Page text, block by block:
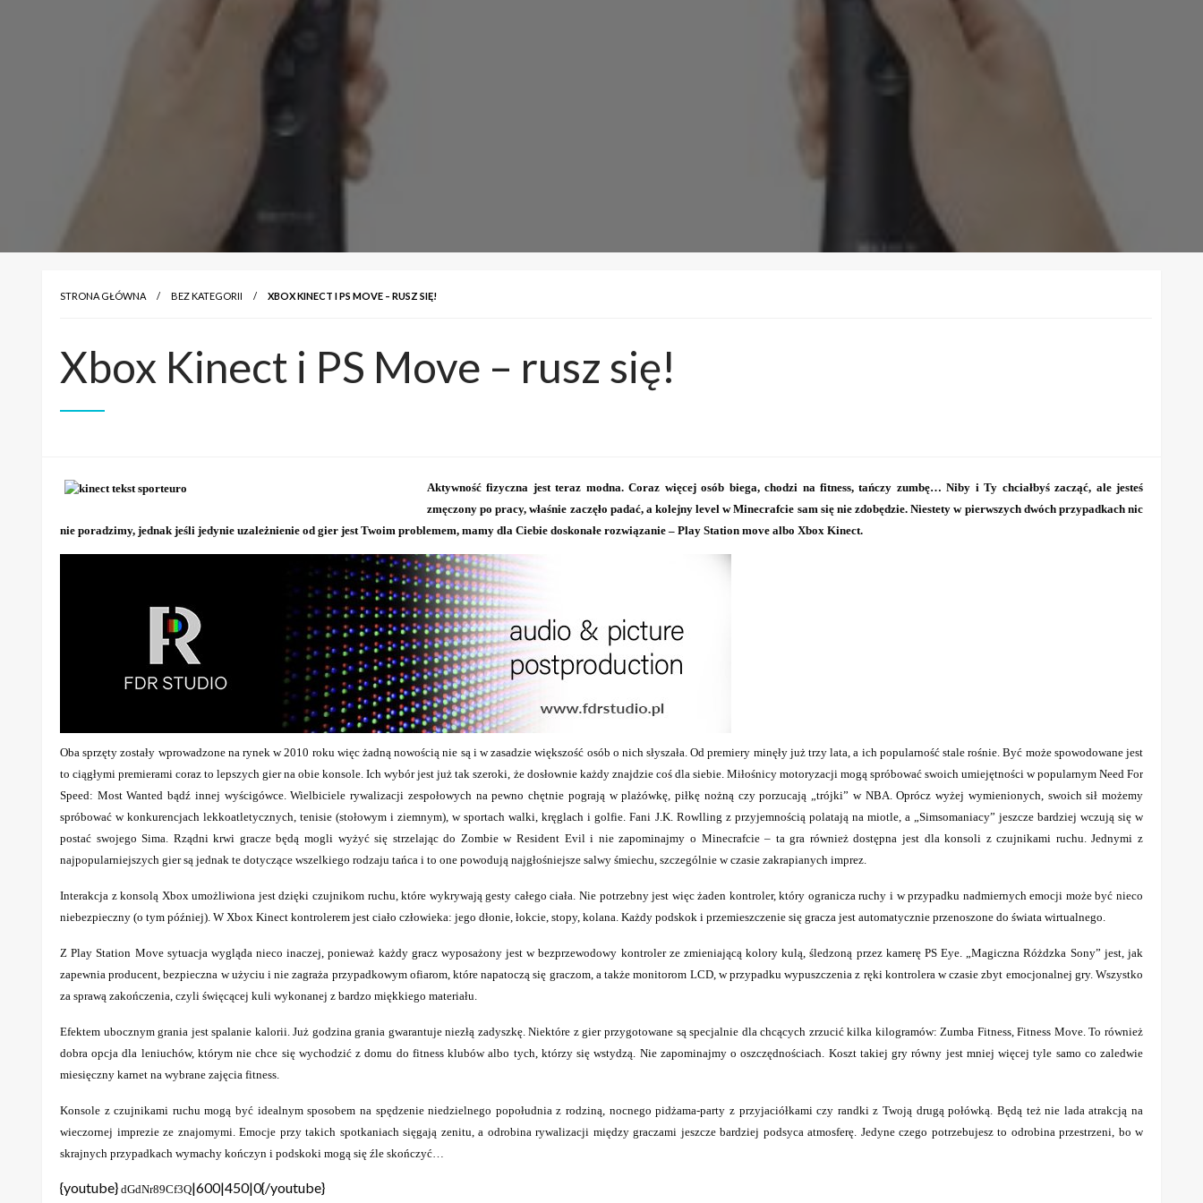
STRONA GŁÓWNA BEZ KATEGORII XBOX KINECT I PS MOVE – RUSZ SIĘ!
Xbox Kinect i PS Move – rusz się!
Aktywność fizyczna jest teraz modna. Coraz więcej osób biega, chodzi na fitness, tańczy zumbę… Niby i Ty chciałbyś zacząć, ale jesteś
zmęczony po pracy, właśnie zaczęło padać, a kolejny level w Minecrafcie sam się nie zdobędzie. Niestety w pierwszych dwóch przypadkach nic
nie poradzimy, jednak jeśli jedynie uzależnienie od gier jest Twoim problemem, mamy dla Ciebie doskonałe rozwiązanie – Play Station move albo Xbox Kinect.
Oba sprzęty zostały wprowadzone na rynek w 2010 roku więc żadną nowością nie są i w zasadzie większość osób o nich słyszała. Od premiery minęły już trzy lata, a ich popularność stale rośnie. Być może spowodowane jest
to ciągłymi premierami coraz to lepszych gier na obie konsole. Ich wybór jest już tak szeroki, że dosłownie każdy znajdzie coś dla siebie. Miłośnicy motoryzacji mogą spróbować swoich umiejętności w popularnym Need For
Speed: Most Wanted bądź innej wyścigówce. Wielbiciele rywalizacji zespołowych na pewno chętnie pograją w plażówkę, piłkę nożną czy porzucają „trójki” w NBA. Oprócz wyżej wymienionych, swoich sił możemy
spróbować w konkurencjach lekkoatletycznych, tenisie (stołowym i ziemnym), w sportach walki, kręglach i golfie. Fani J.K. Rowlling z przyjemnością polatają na miotle, a „Simsomaniacy” jeszcze bardziej wczują się w
postać swojego Sima. Rządni krwi gracze będą mogli wyżyć się strzelając do Zombie w Resident Evil i nie zapominajmy o Minecrafcie – ta gra również dostępna jest dla konsoli z czujnikami ruchu. Jednymi z
najpopularniejszych gier są jednak te dotyczące wszelkiego rodzaju tańca i to one powodują najgłośniejsze salwy śmiechu, szczególnie w czasie zakrapianych imprez.
Interakcja z konsolą Xbox umożliwiona jest dzięki czujnikom ruchu, które wykrywają gesty całego ciała. Nie potrzebny jest więc żaden kontroler, który ogranicza ruchy i w przypadku nadmiernych emocji może być nieco
niebezpieczny (o tym później). W Xbox Kinect kontrolerem jest ciało człowieka: jego dłonie, łokcie, stopy, kolana. Każdy podskok i przemieszczenie się gracza jest automatycznie przenoszone do świata wirtualnego.
Z Play Station Move sytuacja wygląda nieco inaczej, ponieważ każdy gracz wyposażony jest w bezprzewodowy kontroler ze zmieniającą kolory kulą, śledzoną przez kamerę PS Eye. „Magiczna Różdzka Sony” jest, jak
zapewnia producent, bezpieczna w użyciu i nie zagraża przypadkowym ofiarom, które napatoczą się graczom, a także monitorom LCD, w przypadku wypuszczenia z ręki kontrolera w czasie zbyt emocjonalnej gry. Wszystko
za sprawą zakończenia, czyli święcącej kuli wykonanej z bardzo miękkiego materiału.
Efektem ubocznym grania jest spalanie kalorii. Już godzina grania gwarantuje niezłą zadyszkę. Niektóre z gier przygotowane są specjalnie dla chcących zrzucić kilka kilogramów: Zumba Fitness, Fitness Move. To również
dobra opcja dla leniuchów, którym nie chce się wychodzić z domu do fitness klubów albo tych, którzy się wstydzą. Nie zapominajmy o oszczędnościach. Koszt takiej gry równy jest mniej więcej tyle samo co zaledwie
miesięczny karnet na wybrane zajęcia fitness.
Konsole z czujnikami ruchu mogą być idealnym sposobem na spędzenie niedzielnego popołudnia z rodziną, nocnego pidżama-party z przyjaciółkami czy randki z Twoją drugą połówką. Będą też nie lada atrakcją na
wieczornej imprezie ze znajomymi. Emocje przy takich spotkaniach sięgają zenitu, a odrobina rywalizacji między graczami jeszcze bardziej podsyca atmosferę. Jedyne czego potrzebujesz to odrobina przestrzeni, bo w
skrajnych przypadkach wymachy kończyn i podskoki mogą się źle skończyć…
{youtube} dGdNr89Cf3Q|600|450|0{/youtube}